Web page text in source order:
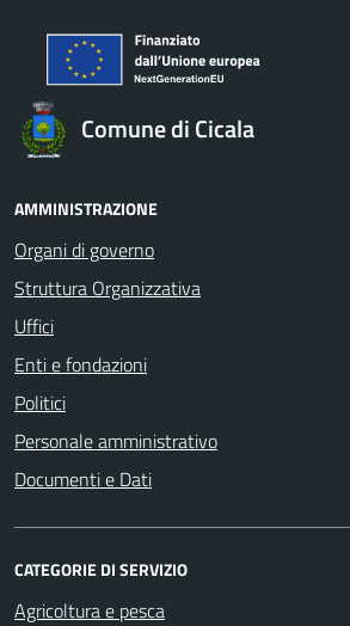
Comune di Cicala
AMMINISTRAZIONE
Organi di governo
Struttura Organizzativa
Uffici
Enti e fondazioni
Politici
Personale amministrativo
Documenti e Dati
CATEGORIE DI SERVIZIO
Agricoltura e pesca